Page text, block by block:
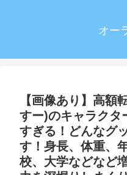
オー
【画像あり】高額
すー)のキャラクタ
すぎる！どんなグ
す！身長、体重、
校、大学などなど